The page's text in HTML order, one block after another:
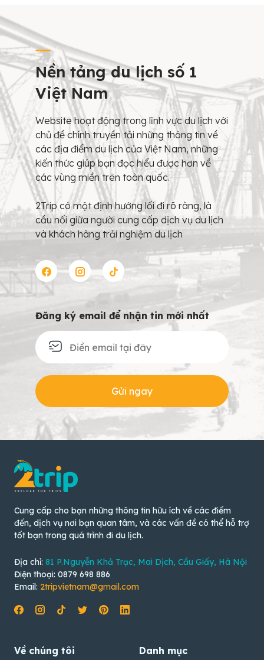
Nền tảng du lịch số 1
Việt Nam
Website hoạt động trong lĩnh vực du lịch với
chủ đề chính truyền tải những thông tin về
các địa điểm du lịch của Việt Nam, những
kiến thức giúp bạn đọc hiểu được hơn về
các vùng miền trên toàn quốc.
2Trip có một định hướng lối đi rõ ràng, là
cầu nối giữa người cung cấp dịch vụ du lịch
và khách hàng trải nghiệm du lịch
Đăng ký email để nhận tin mới nhất
Gửi ngay
Cung cấp cho bạn những thông tin hữu ích về các điểm
đến, dịch vụ nơi bạn quan tâm, và các vấn đề có thể hỗ trợ
tốt bạn trong quá trình đi du lịch.
Địa chỉ: 81 P.Nguyễn Khả Trạc, Mai Dịch, Cầu Giấy, Hà Nội
Điện thoại: 0879 698 886
Email: 2tripvietnam@gmail.com
Về chúng tôi Danh mục